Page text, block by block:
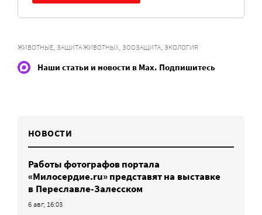
ЖИВОТНЫЕ ЗАЩИТА ЖИВОТНЫХ ЗООЗАЩИТА ЭКОЛОГИЯ
Наши статьи и новости в Max. Подпишитесь
НОВОСТИ
Работы фотографов портала
«Милосердие.ru» представят на выставке
в Переславле-Залесском
6 авг, 16:03